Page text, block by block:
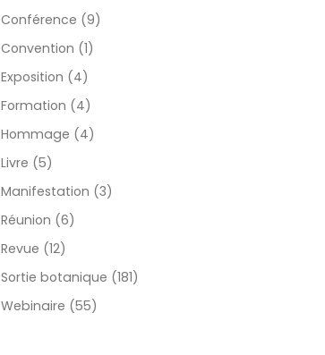
Conférence (9)
Convention (1)
Exposition (4)
Formation (4)
Hommage (4)
Livre (5)
Manifestation (3)
Réunion (6)
Revue (12)
Sortie botanique (181)
Webinaire (55)